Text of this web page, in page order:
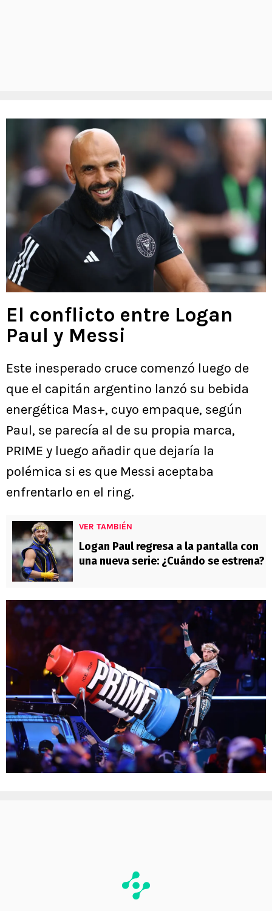
El conflicto entre Logan
Paul y Messi
Este inesperado cruce comenzó luego de
que el capitán argentino lanzó su bebida
energética Mas+, cuyo empaque, según
Paul, se parecía al de su propia marca,
PRIME y luego añadir que dejaría la
polémica si es que Messi aceptaba
enfrentarlo en el ring.
VER TAMBIÉN
Logan Paul regresa a la pantalla con
una nueva serie: ¿Cuándo se estrena?